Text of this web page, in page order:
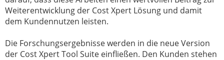
Weiterentwicklung der Cost Xpert Lösung und damit
dem Kundennutzen leisten.
Die Forschungsergebnisse werden in die neue Version
der Cost Xpert Tool Suite einfließen. Den Kunden stehen